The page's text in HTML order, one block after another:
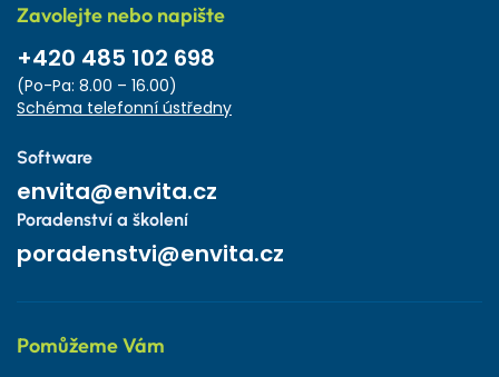
Zavolejte nebo napište
+420 485 102 698
(Po-Pa: 8.00 – 16.00)
Schéma telefonní ústředny
Software
envita@envita.cz
Poradenství a školení
poradenstvi@envita.cz
Pomůžeme Vám